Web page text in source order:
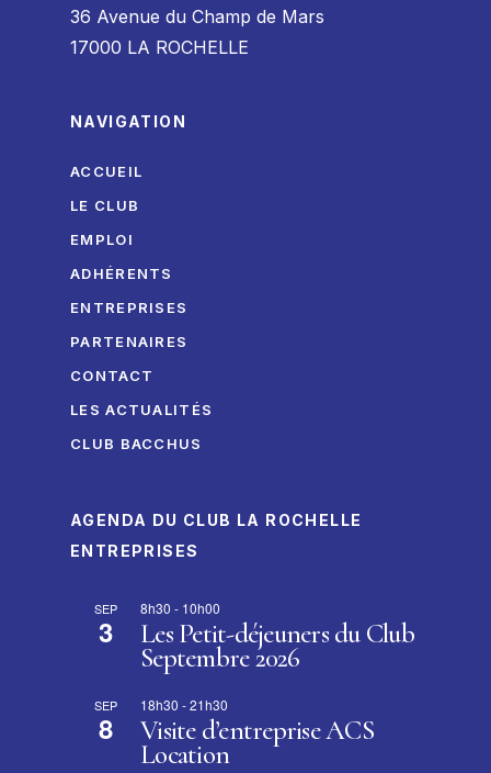
36 Avenue du Champ de Mars
17000 LA ROCHELLE
NAVIGATION
ACCUEIL
LE CLUB
EMPLOI
ADHÉRENTS
ENTREPRISES
PARTENAIRES
CONTACT
LES ACTUALITÉS
CLUB BACCHUS
AGENDA DU CLUB LA ROCHELLE
ENTREPRISES
SEP
3
8h30 - 10h00
Les Petit-déjeuners du Club
Septembre 2026
SEP
8
18h30 -21h30
Visite d’entreprise ACS
Location